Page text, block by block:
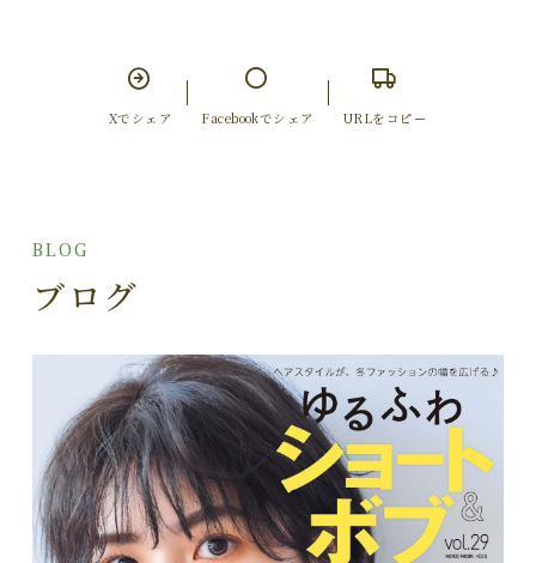
Xでシェア Facebookでシェア URLをコピー
BLOG
ブログ